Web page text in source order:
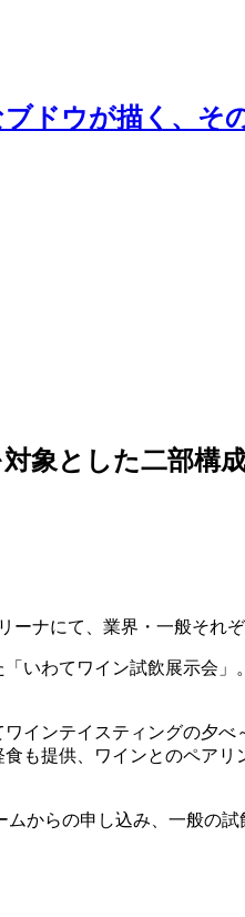
ドウが描く、そ
象とした二部構
ーナにて、業界・一般それ
いわてワイン試飲展示会
インテイスティングの夕
も提供、ワインとのペア
からの申し込み、一般の